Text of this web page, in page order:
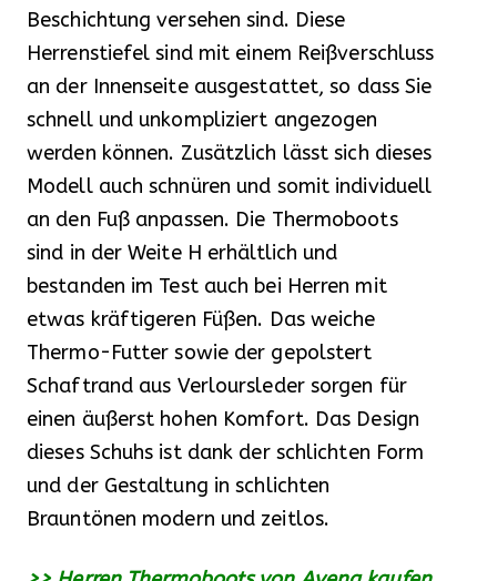
Beschichtung versehen sind. Diese
Herrenstiefel sind mit einem Reißverschluss
an der Innenseite ausgestattet, so dass Sie
schnell und unkompliziert angezogen
werden können. Zusätzlich lässt sich dieses
Modell auch schnüren und somit individuell
an den Fuß anpassen. Die Thermoboots
sind in der Weite H erhältlich und
bestanden im Test auch bei Herren mit
etwas kräftigeren Füßen. Das weiche
Thermo-Futter sowie der gepolstert
Schaftrand aus Verloursleder sorgen für
einen äußerst hohen Komfort. Das Design
dieses Schuhs ist dank der schlichten Form
und der Gestaltung in schlichten
Brauntönen modern und zeitlos.